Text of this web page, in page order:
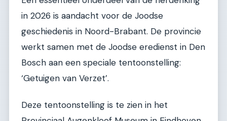
in 2026 is aandacht voor de Joodse
geschiedenis in Noord-Brabant. De provincie
werkt samen met de Joodse eredienst in Den
Bosch aan een speciale tentoonstelling:
‘Getuigen van Verzet’.
Deze tentoonstelling is te zien in het